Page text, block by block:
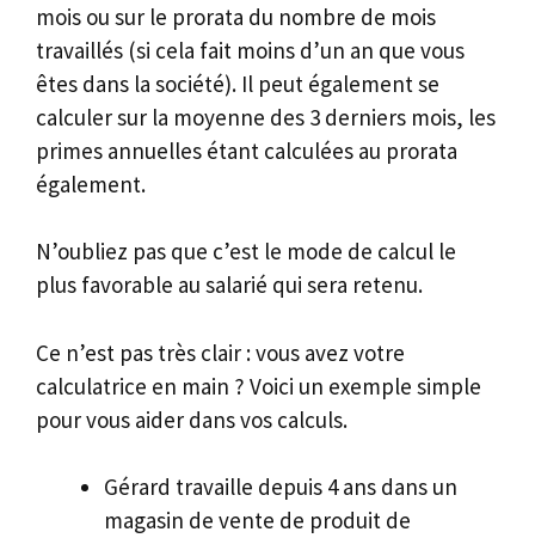
mois ou sur le prorata du nombre de mois
travaillés (si cela fait moins d’un an que vous
êtes dans la société). Il peut également se
calculer sur la moyenne des 3 derniers mois, les
primes annuelles étant calculées au prorata
également.
N’oubliez pas que c’est le mode de calcul le
plus favorable au salarié qui sera retenu.
Ce n’est pas très clair : vous avez votre
calculatrice en main ? Voici un exemple simple
pour vous aider dans vos calculs.
Gérard travaille depuis 4 ans dans un
magasin de vente de produit de